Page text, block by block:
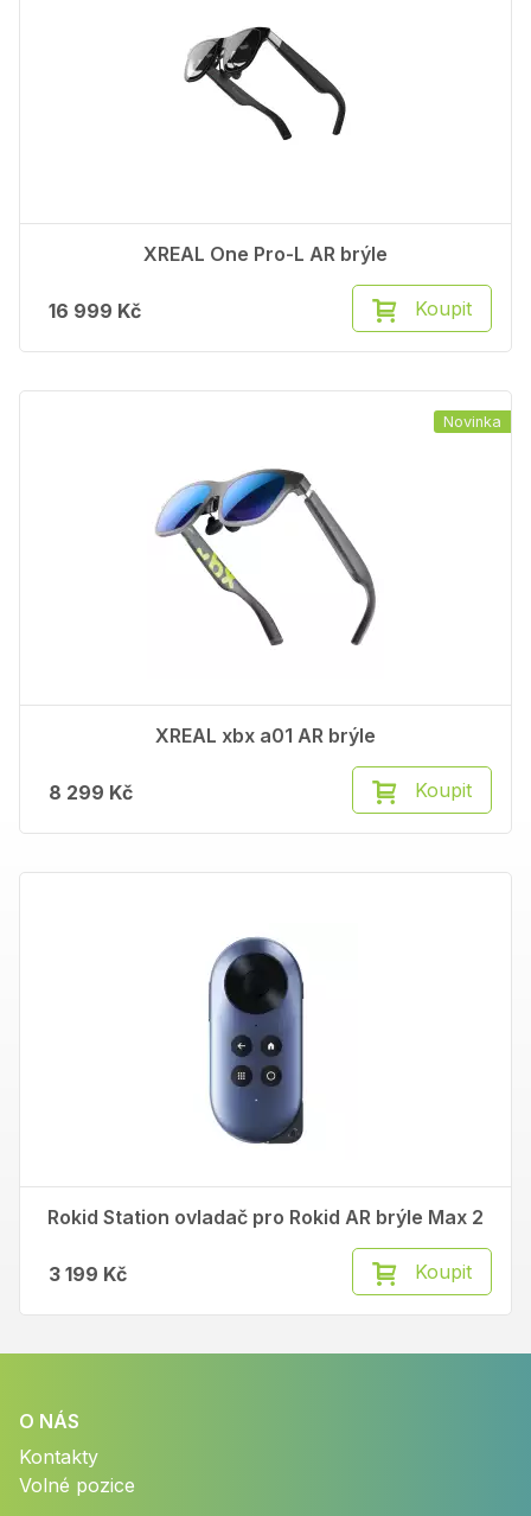
XREAL One Pro-L AR brýle
16 999 Kč Koupit
XREAL xbx a01 AR brýle
8 299 Kč Koupit
Novinka
Rokid Station ovladač pro Rokid AR brýle Max 2
3 199 Kč Koupit
O NÁS
Kontakty
Volné pozice